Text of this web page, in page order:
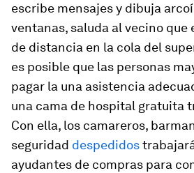
escribe mensajes y dibuja
ventanas, saluda al vecino que
de distancia en la cola del
es posible que las personas
pagar la una asistencia
una cama de hospital gratuita
Con ella, los camareros,
seguridad despedidos
ayudantes de compras para